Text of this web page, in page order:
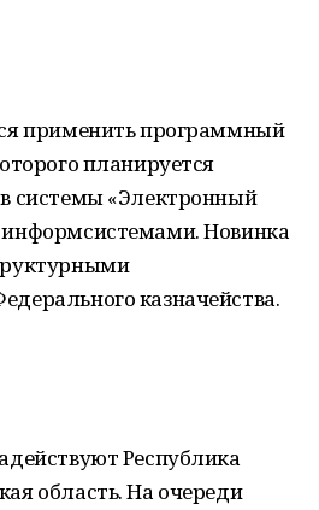
применить программный
планируется
системы «Электронный
Новинка
казначейства.
Республика
область. На очереди